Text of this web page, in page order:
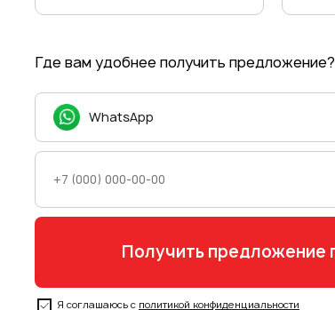
Где вам удобнее получить предложение?
WhatsApp
Я соглашаюсь с политикой конфиденциальности